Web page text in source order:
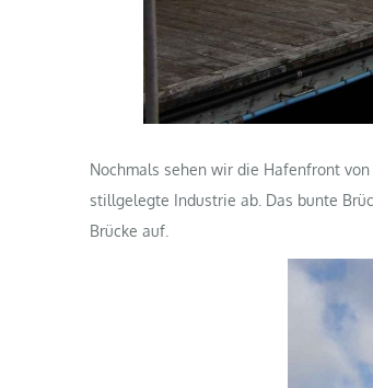
Nochmals sehen wir die Hafenfront
stillgelegte Industrie ab. Das bunte
Brücke auf.